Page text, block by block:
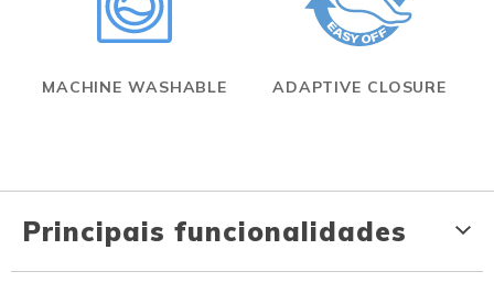
MACHINE WASHABLE ADAPTIVE CLOSURE
Principais funcionalidades